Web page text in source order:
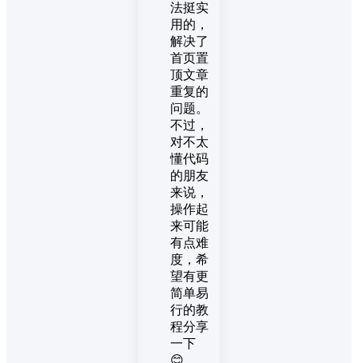
法挺实
用的，
解决了
首页置
顶文章
重复的
问题。
不过，
对不太
懂代码
的朋友
来说，
操作起
来可能
有点难
度，希
望有更
简单易
行的教
程分享
一下